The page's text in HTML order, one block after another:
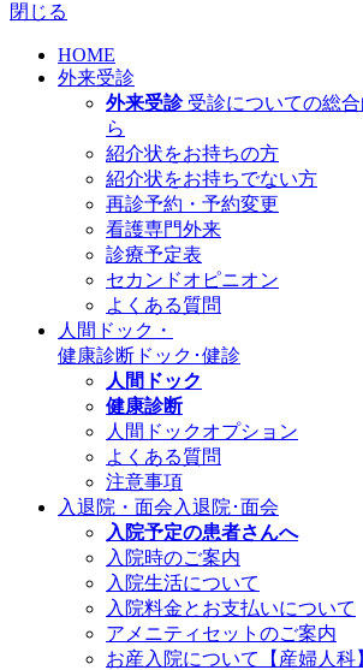
閉じる
HOME
外来受診
外来受診 受診についての総
ら
紹介状をお持ちの方
紹介状をお持ちでない方
再診予約・予約変更
看護専門外来
診療予定表
セカンドオピニオン
よくある質問
人間ドック・
健康診断 ドック･健診
人間ドック
健康診断
人間ドックオプション
よくある質問
注意事項
入退院・面会 入退院･面会
入院予定の患者さんへ
入院時のご案内
入院生活について
入院料金とお支払いについて
アメニティセットのご案内
お産入院について【産婦人科